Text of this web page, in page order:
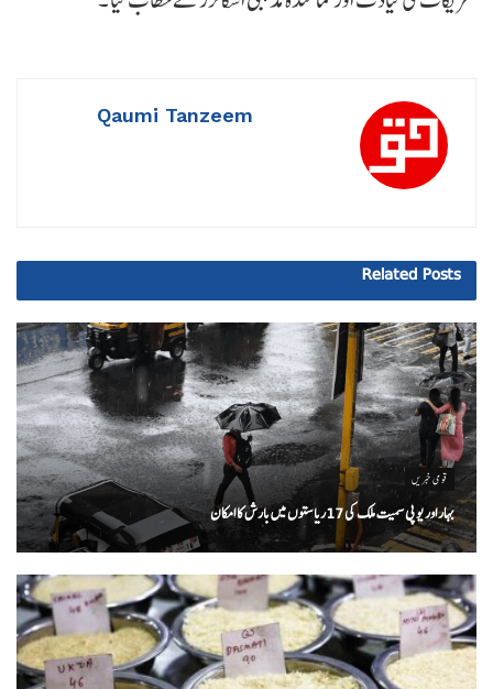
Qaumi Tanzeem
Related Posts
قومی خبریں
بہار اور یو پی سمیت ملک کی 17ریاستوں میں بارش کا امکان